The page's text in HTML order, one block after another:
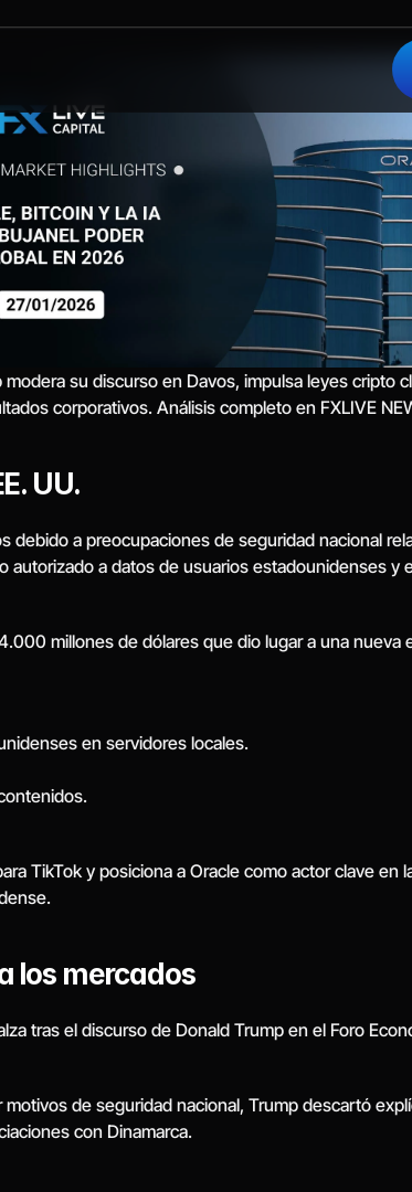
su discurso en Davos, impulsa leyes cripto
corporativos. Análisis completo en FXLIVE
UU.
a preocupaciones de seguridad nacional
autorizado a datos de usuarios estadounidenses y
millones de dólares que dio lugar a una nueva
en servidores locales.
TikTok y posiciona a Oracle como actor clave en
los mercados
tras el discurso de Donald Trump en el Foro
de seguridad nacional, Trump descartó
con Dinamarca.